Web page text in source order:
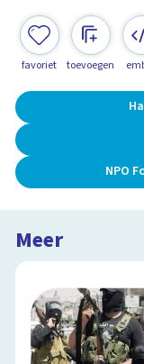
favoriet toevoegen
NPO
Meer